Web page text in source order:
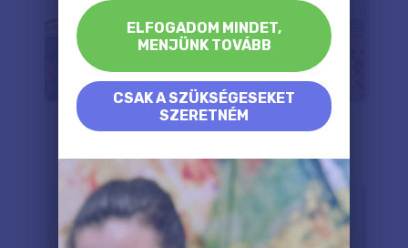
ELFOGADOM MINDET,
MENJÜNK TOVÁBB
CSAK A SZÜKSÉGESEKET
SZERETNÉM